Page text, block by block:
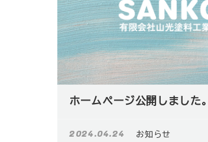
ホームページ公開しました。
2024.04.24 お知らせ